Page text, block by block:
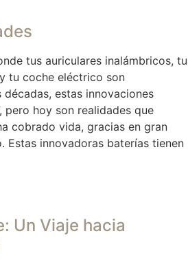
tus auriculares inalámbricos, tu
tu coche eléctrico son
estas innovaciones
pero hoy son realidades que
cobrado vida, gracias en gran
Estas innovadoras baterías tienen
Un Viaje hacia